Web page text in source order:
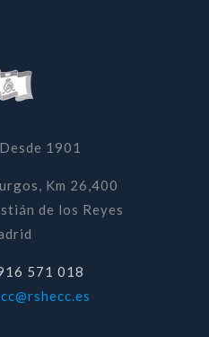
1901
Km 26,400
de los Reyes
571 018